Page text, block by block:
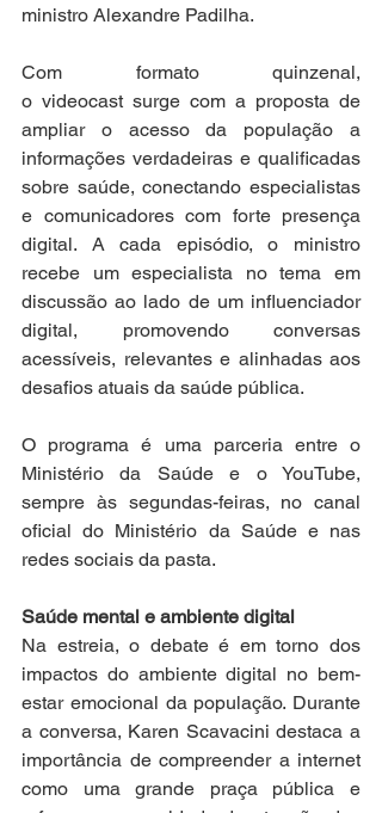
ministro Alexandre Padilha.
Com formato quinzenal,
o videocast surge com a proposta de
ampliar o acesso da população a
informações verdadeiras e qualificadas
sobre saúde, conectando especialistas
e comunicadores com forte presença
digital. A cada episódio, o ministro
recebe um especialista no tema em
discussão ao lado de um influenciador
digital, promovendo conversas
acessíveis, relevantes e alinhadas aos
desafios atuais da saúde pública.
O programa é uma parceria entre o
Ministério da Saúde e o YouTube,
sempre às segundas-feiras, no canal
oficial do Ministério da Saúde e nas
redes sociais da pasta.
Saúde mental e ambiente digital
Na estreia, o debate é em torno dos
impactos do ambiente digital no bem-
estar emocional da população. Durante
a conversa, Karen Scavacini destaca a
importância de compreender a internet
como uma grande praça pública e